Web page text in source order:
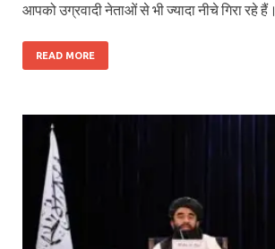
आपको उग्रवादी नेताओं से भी ज्यादा नीचे गिरा रहे हैं।
READ MORE